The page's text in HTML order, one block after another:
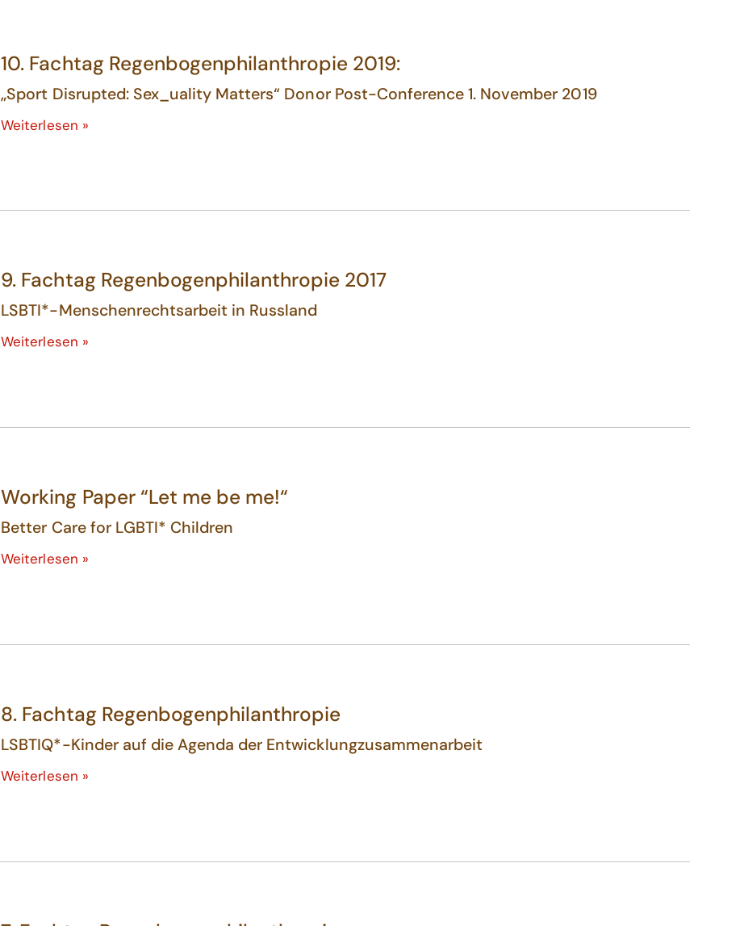
10. Fachtag Regenbogenphilanthropie 2019:
„Sport Disrupted: Sex_uality Matters“ Donor Post-Conference 1. November 2019
Weiterlesen »
9. Fachtag Regenbogenphilanthropie 2017
LSBTI*-Menschenrechtsarbeit in Russland
Weiterlesen »
Working Paper “Let me be me!“
Better Care for LGBTI* Children
Weiterlesen »
8. Fachtag Regenbogenphilanthropie
LSBTIQ*-Kinder auf die Agenda der Entwicklungzusammenarbeit
Weiterlesen »